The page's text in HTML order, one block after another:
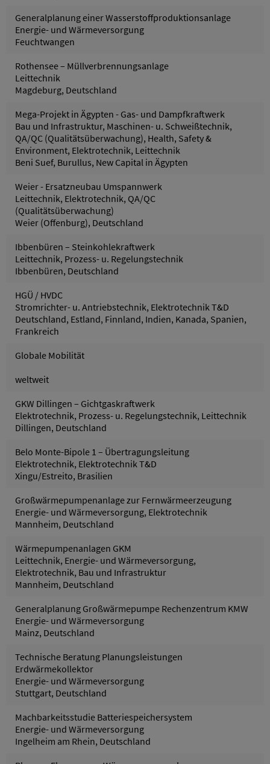
Generalplanung einer Wasserstoffproduktionsanlage
Energie- und Wärmeversorgung
Feuchtwangen
Rothensee – Müllverbrennungsanlage
Leittechnik
Magdeburg, Deutschland
Mega-Projekt in Ägypten - Gas- und Dampfkraftwerk
Bau und Infrastruktur, Maschinen- u. Schweißtechnik,
QA/QC (Qualitätsüberwachung), Health, Safety &
Environment, Elektrotechnik, Leittechnik
Beni Suef, Burullus, New Capital in Ägypten
Weier - Ersatzneubau Umspannwerk
Leittechnik, Elektrotechnik, QA/QC
(Qualitätsüberwachung)
Weier (Offenburg), Deutschland
Ibbenbüren – Steinkohlekraftwerk
Leittechnik, Prozess- u. Regelungstechnik
Ibbenbüren, Deutschland
HGÜ / HVDC
Stromrichter- u. Antriebstechnik, Elektrotechnik T&D
Deutschland, Estland, Finnland, Indien, Kanada, Spanien,
Frankreich
Globale Mobilität
weltweit
GKW Dillingen – Gichtgaskraftwerk
Elektrotechnik, Prozess- u. Regelungstechnik, Leittechnik
Dillingen, Deutschland
Belo Monte-Bipole 1 – Übertragungsleitung
Elektrotechnik, Elektrotechnik T&D
Xingu/Estreito, Brasilien
Großwärmepumpenanlage zur Fernwärmeerzeugung
Energie- und Wärmeversorgung, Elektrotechnik
Mannheim, Deutschland
Wärmepumpenanlagen GKM
Leittechnik, Energie- und Wärmeversorgung,
Elektrotechnik, Bau und Infrastruktur
Mannheim, Deutschland
Generalplanung Großwärmepumpe Rechenzentrum KMW
Energie- und Wärmeversorgung
Mainz, Deutschland
Technische Beratung Planungsleistungen
Erdwärmekollektor
Energie- und Wärmeversorgung
Stuttgart, Deutschland
Machbarkeitsstudie Batteriespeichersystem
Energie- und Wärmeversorgung
Ingelheim am Rhein, Deutschland